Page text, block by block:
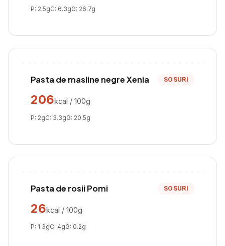
P: 2.5gC: 6.3gG: 26.7g
Pasta de masline negre Xenia SOSURI
206kcal / 100g
P: 2gC: 3.3gG: 20.5g
Pasta de rosii Pomi SOSURI
26kcal / 100g
P: 1.3gC: 4gG: 0.2g